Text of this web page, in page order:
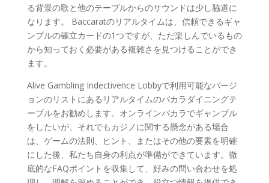
る背景の歌と他のテーブルからのサウンドは少し脇道に
なります。 Baccaratのリアルタイムは、信頼できるギャ
ンブルの確立カードの1つですが、ただ楽しんでいるもの
から知っておく必要がある複雑さを見つけることができ
ます。
Alive Gambling Indectivence Lobbyで利用可能なバージ
ョンのリストにあるリアルタイムのバカラダイニングテ
ーブルをお勧めします。オンラインバカラでギャンブル
をしたいが、それでもカジノに関する懸念がある場合
は、ゲームの法則、ヒント、またはその他の要素を明確
にした後、私たち自身の利点が準備ができています。徹
底的なFAQポイントを収集して、好みの問い合わせを処